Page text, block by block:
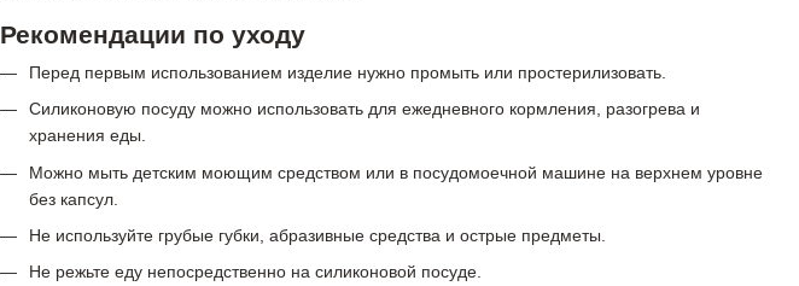
Рекомендации по уходу
Перед первым использованием изделие нужно промыть или простерилизовать.
Силиконовую посуду можно использовать для ежедневного кормления, разогрева и
хранения еды.
Можно мыть детским моющим средством или в посудомоечной машине на верхнем уровне
без капсул.
Не используйте грубые губки, абразивные средства и острые предметы.
Не режьте еду непосредственно на силиконовой посуде.